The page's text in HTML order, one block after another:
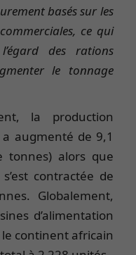
basés sur les
ce qui
des rations
le tonnage
la production
a augmenté de 9,1
tonnes) alors que
contractée de
Globalement,
d’alimentation
continent africain